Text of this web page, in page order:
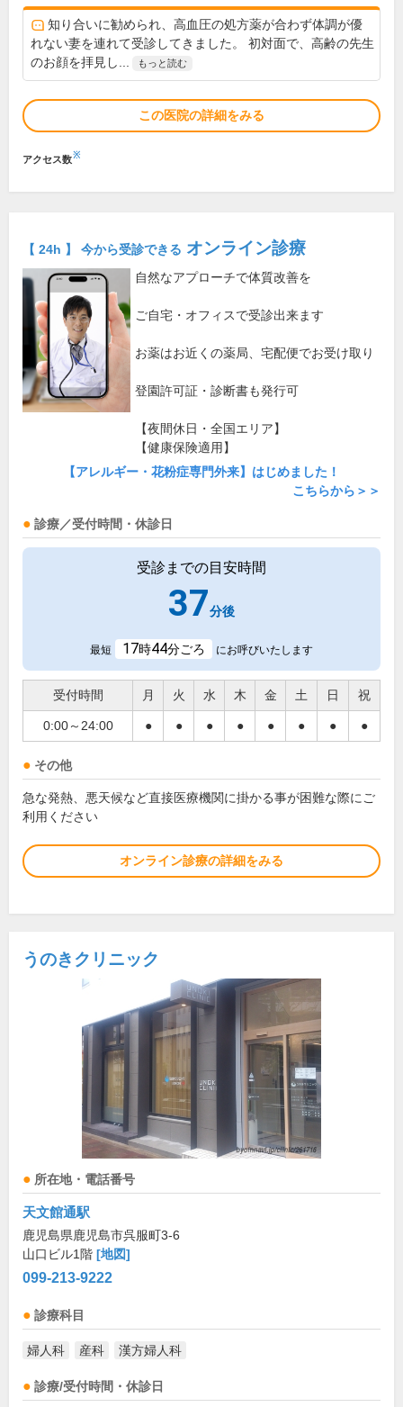
知り合いに勧められ、高血圧の処方薬が合わず体調が優
れない妻を連れて受診してきました。 初対面で、高齢の先生
のお顔を拝見し...
もっと読む
この医院の詳細をみる
アクセス数※
【 24h 】 今から受診できる オンライン診療
自然なアプローチで体質改善を
ご自宅・オフィスで受診出来ます
お薬はお近くの薬局、宅配便でお受け取り
登園許可証・診断書も発行可
【夜間休日・全国エリア】
【健康保険適用】
【アレルギー・花粉症専門外来】はじめました！
こちらから＞＞
診療／受付時間・休診日
受診までの目安時間
37分後
最短 17時44分ごろ にお呼びいたします
受付時間 月 火 水 木 金 土 日 祝
0:00～24:00 ● ● ● ● ● ● ● ●
その他
急な発熱、悪天候など直接医療機関に掛かる事が困難な際にご
利用ください
オンライン診療の詳細をみる
うのきクリニック
所在地・電話番号
天文館通駅
鹿児島県鹿児島市呉服町3-6
山口ビル1階 [地図]
099-213-9222
診療科目
婦人科 産科 漢方婦人科
診療/受付時間・休診日